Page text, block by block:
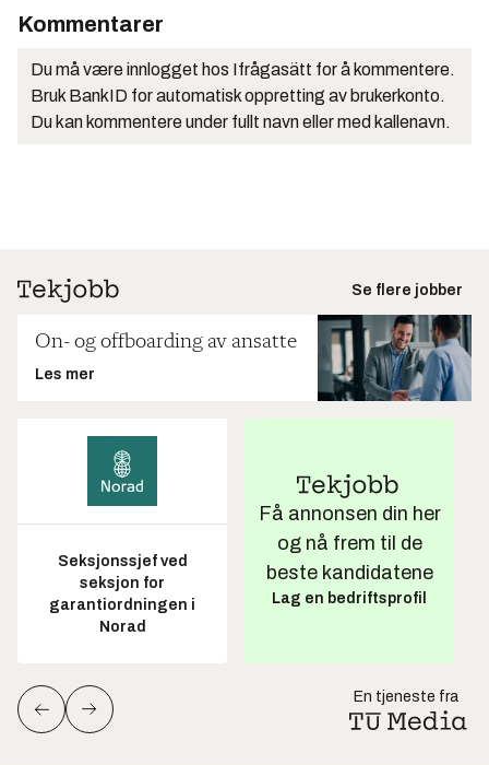
Kommentarer
Du må være innlogget hos Ifrågasätt for å kommentere.
Bruk BankID for automatisk oppretting av brukerkonto.
Du kan kommentere under fullt navn eller med kallenavn.
Se flere jobber
On- og offboarding av ansatte
Les mer
Seksjonssjef ved
seksjon for
garantiordningen i
Norad
Få annonsen din her
og nå frem til de
beste kandidatene
Lag en bedriftsprofil
En tjeneste fra